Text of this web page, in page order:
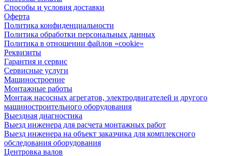
Способы и условия доставки
Оферта
Политика конфиденциальности
Политика обработки персональных данных
Политика в отношении файлов «cookie»
Реквизиты
Гарантия и сервис
Сервисные услуги
Машиностроение
Монтажные работы
Монтаж насосных агрегатов, электродвигателей и другого
машиностроительного оборудования
Выездная диагностика
Выезд инженера для расчета монтажных работ
Выезд инженера на объект заказчика для комплексного
обследования оборудования
Центровка валов